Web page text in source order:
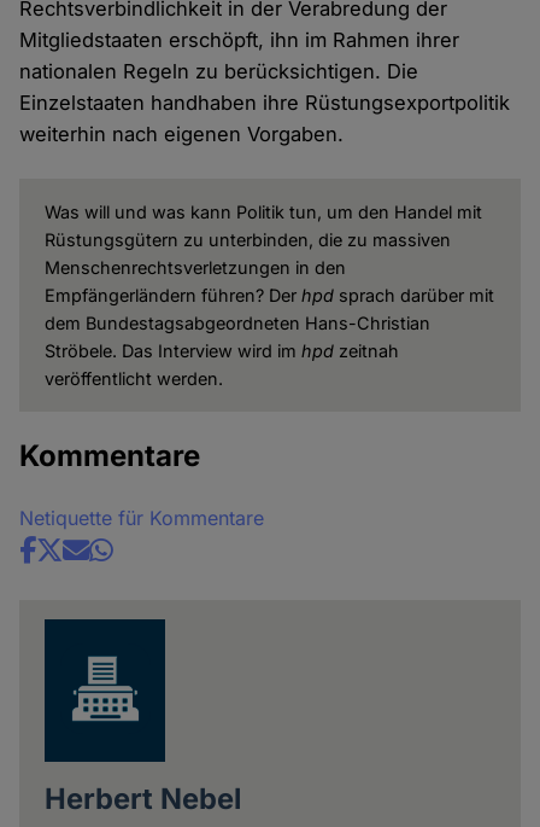
Rechtsverbindlichkeit in der Verabredung der
Mitgliedstaaten erschöpft, ihn im Rahmen ihrer
nationalen Regeln zu berücksichtigen. Die
Einzelstaaten handhaben ihre Rüstungsexportpolitik
weiterhin nach eigenen Vorgaben.
Was will und was kann Politik tun, um den Handel mit
Rüstungsgütern zu unterbinden, die zu massiven
Menschenrechtsverletzungen in den
Empfängerländern führen? Der hpdsprach darüber mit
dem Bundestagsabgeordneten Hans-Christian
Ströbele. Das Interview wird im hpdzeitnah
veröffentlicht werden.
Kommentare
Netiquette für Kommentare
Share
Herbert Nebel